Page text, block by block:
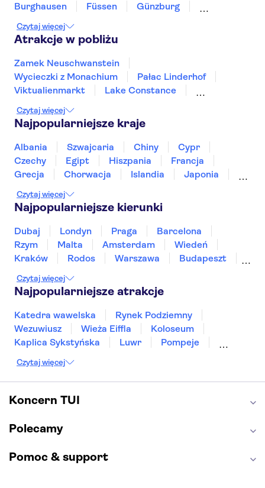
Burghausen
Füssen
Günzburg
Leutkirch im Allgäu
Passau
Czytaj więcej
Atrakcje w pobliżu
Zamek Neuschwanstein
Wycieczki z Monachium
Pałac Linderhof
Viktualienmarkt
Lake Constance
Wieża telewizyjna w Berlinie
Wyspa Muzeów
River Spree
Muzeum Pergamońskie
Nowe Muzeum
Brama Brandenburska
Czytaj więcej
Najpopularniejsze kraje
Albania Szwajcaria Chiny
Cypr
Czechy
Egipt Hiszpania
Francja
Grecja
Chorwacja Islandia
Japonia
Tajlandia
Tunezja Turcja
Czytaj więcej
Najpopularniejsze kierunki
Dubaj Londyn Praga
Barcelona
Rzym
Malta Amsterdam
Wiedeń
Kraków
Rodos Warszawa
Budapeszt
Poznań
Sopot Gdynia
Czytaj więcej
Najpopularniejsze atrakcje
Katedra wawelska
Rynek Podziemny
Wezuwiusz
Wieża Eiffla
Koloseum
Kaplica Sykstyńska
Luwr
Pompeje
Akropol
Wawel
Park Güell
Alhambra
Caminito del Rey
Energylandia
Czytaj więcej
Koncern TUI
Polecamy
Pomoc & support